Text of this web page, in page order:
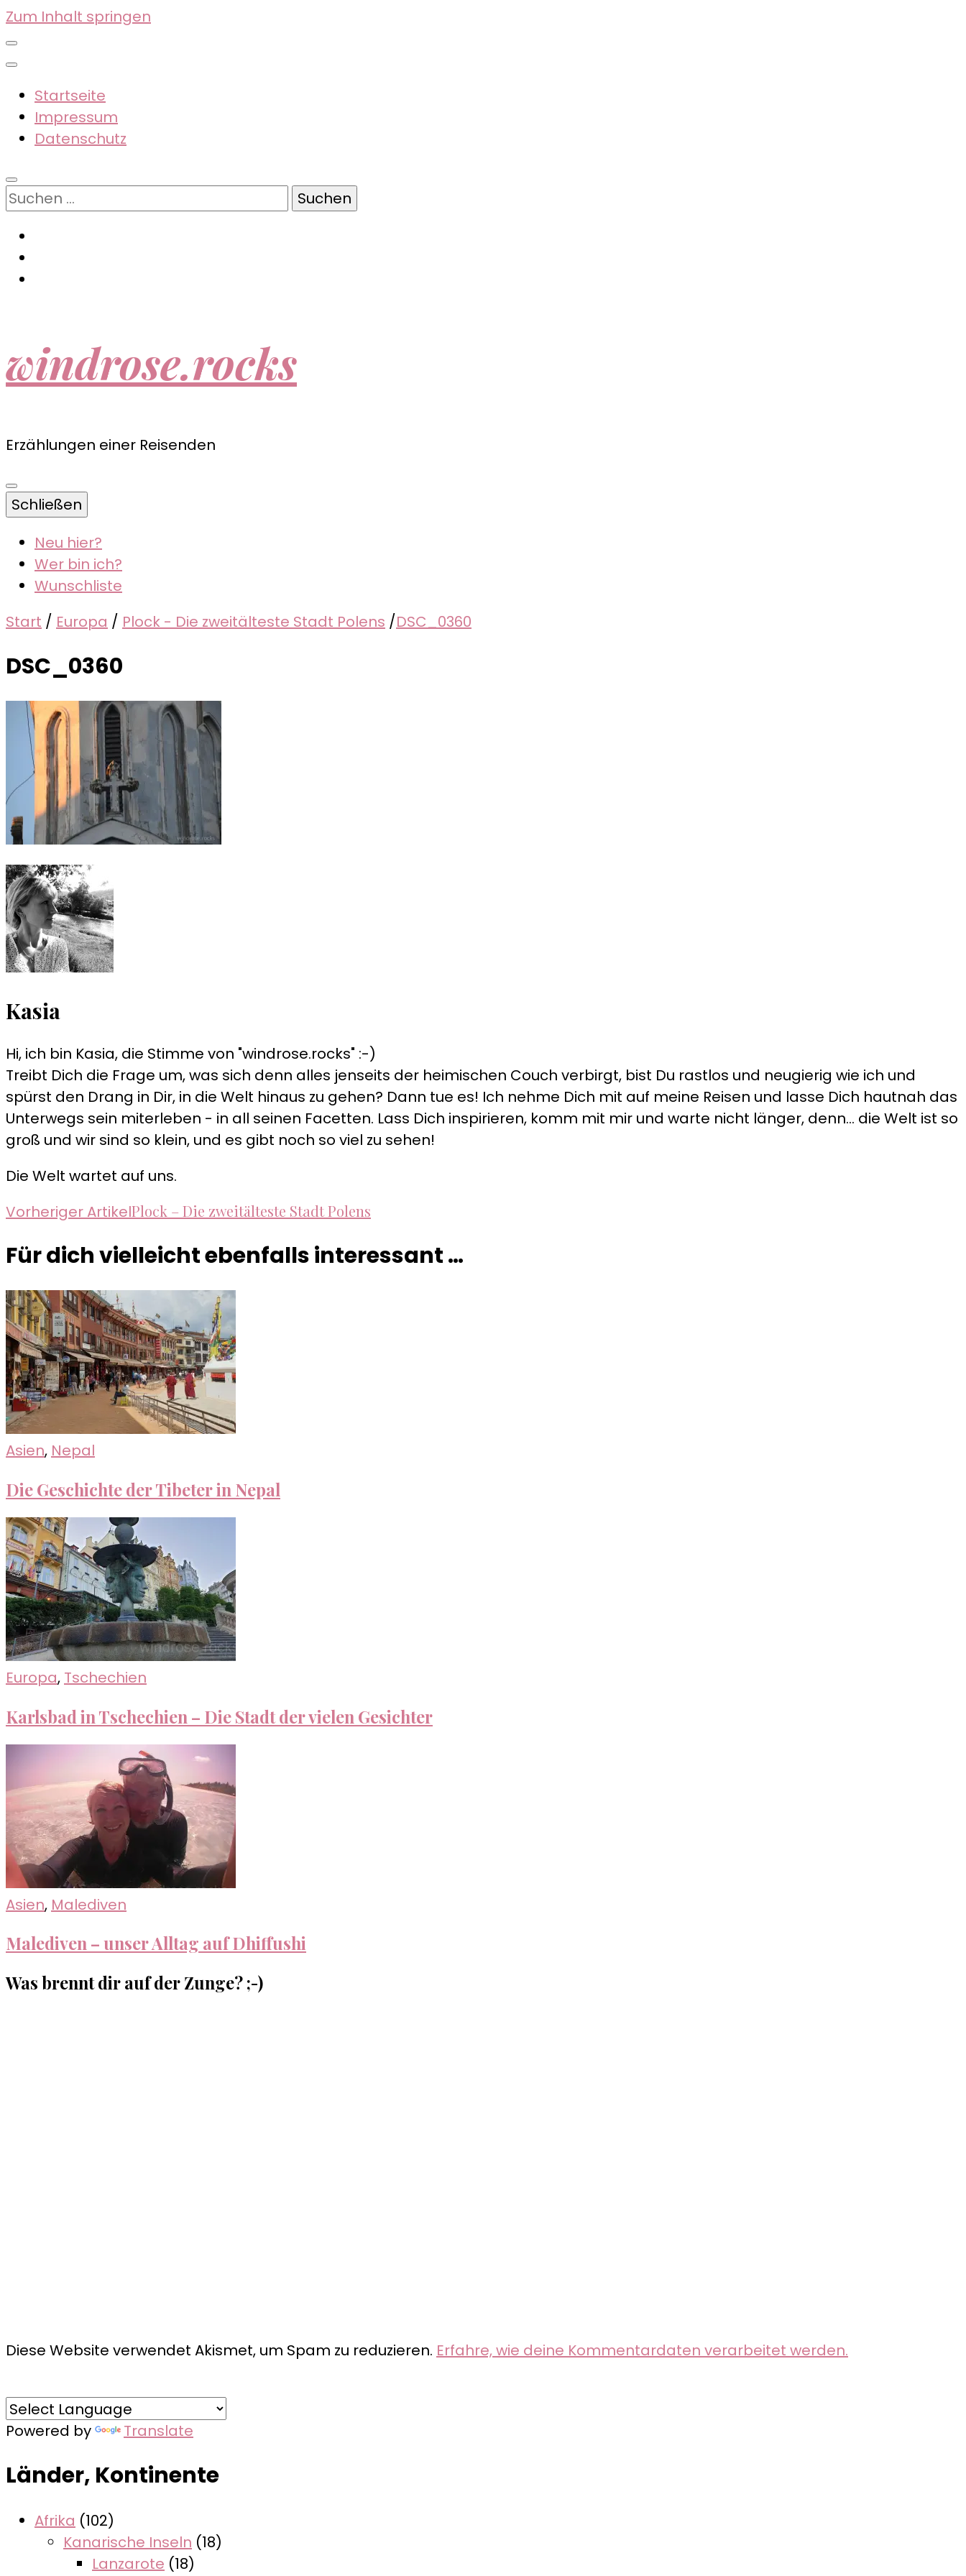
Zum Inhalt springen
Startseite
Impressum
Datenschutz
Suchen
nach:
windrose.rocks
Erzählungen einer Reisenden
Schließen
Neu hier?
Wer bin ich?
Wunschliste
Start / Europa / Plock - Die zweitälteste Stadt Polens /DSC_0360
DSC_0360
Kasia
Hi, ich bin Kasia, die Stimme von "windrose.rocks" :-)
Treibt Dich die Frage um, was sich denn alles jenseits der heimischen Couch verbirgt, bist Du rastlos und neugierig wie ich und
spürst den Drang in Dir, in die Welt hinaus zu gehen? Dann tue es! Ich nehme Dich mit auf meine Reisen und lasse Dich hautnah das
Unterwegs sein miterleben - in all seinen Facetten. Lass Dich inspirieren, komm mit mir und warte nicht länger, denn... die Welt ist so
groß und wir sind so klein, und es gibt noch so viel zu sehen!
Die Welt wartet auf uns.
Beitragsnavigation
Vorheriger ArtikelPlock – Die zweitälteste Stadt Polens
Für dich vielleicht ebenfalls interessant …
Asien, Nepal
Die Geschichte der Tibeter in Nepal
Europa, Tschechien
Karlsbad in Tschechien – Die Stadt der vielen Gesichter
Asien, Malediven
Malediven – unser Alltag auf Dhiffushi
Was brennt dir auf der Zunge? ;-)
Diese Website verwendet Akismet, um Spam zu reduzieren. Erfahre, wie deine Kommentardaten verarbeitet werden.
Powered by Translate
Länder, Kontinente
Afrika (102)
Kanarische Inseln (18)
Lanzarote (18)